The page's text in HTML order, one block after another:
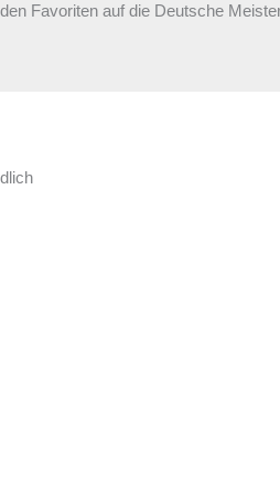
Favoriten auf die Deutsche